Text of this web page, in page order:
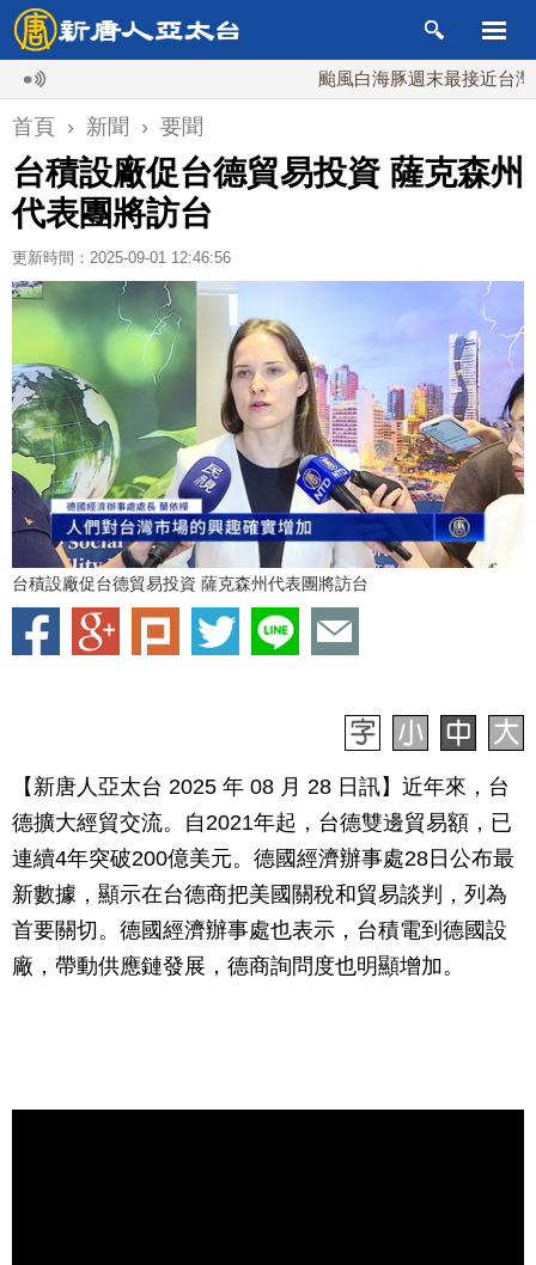
颱風白海豚週末最接近台灣 最快9
首頁 › 新聞 › 要聞
台積設廠促台德貿易投資 薩克森州
代表團將訪台
更新時間：2025-09-01 12:46:56
台積設廠促台德貿易投資 薩克森州代表團將訪台
【新唐人亞太台 2025 年 08 月 28 日訊】近年來，台
德擴大經貿交流。自2021年起，台德雙邊貿易額，已
連續4年突破200億美元。德國經濟辦事處28日公布最
新數據，顯示在台德商把美國關稅和貿易談判，列為
首要關切。德國經濟辦事處也表示，台積電到德國設
廠，帶動供應鏈發展，德商詢問度也明顯增加。